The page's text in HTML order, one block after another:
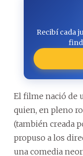
Recibí cada
El filme nació de
quien, en pleno
(también creada
propuso a los
una comedia